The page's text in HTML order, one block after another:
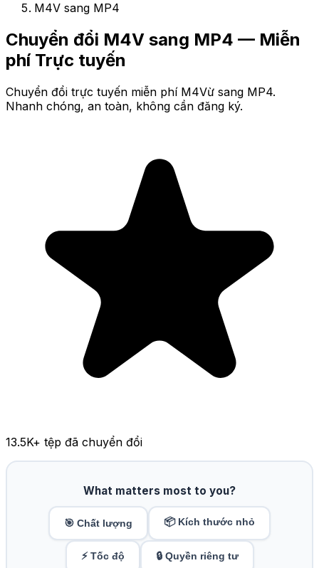
M4V sang MP4
Chuyển đổi M4V sang MP4 — Miễn
phí Trực tuyến
Chuyển đổi trực tuyến miễn phí M4Vừ sang MP4.
Nhanh chóng, an toàn, không cần đăng ký.
13.5K+ tệp đã chuyển đổi
What matters most to you?
🎯 Chất lượng 📦 Kích thước nhỏ
⚡ Tốc độ 🔒 Quyền riêng tư